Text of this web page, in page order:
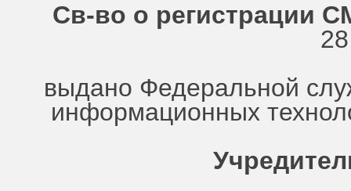
Св-во о регистрации
выдано Федеральной
информационных